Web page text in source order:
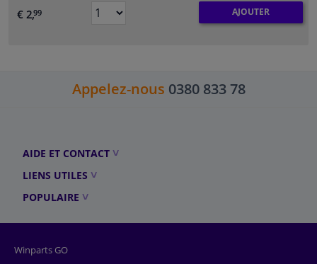
€ 2,99 AJOUTER
Appelez-nous 0380 833 78
AIDE ET CONTACT
LIENS UTILES
POPULAIRE
Winparts GO